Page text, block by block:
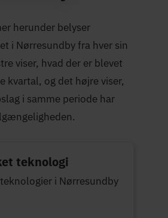
herunder belyser
i Nørresundby fra hver sin
viser, hvad der er blevet
kvartal, og det højre viser,
i samme periode har
teknologi
i Nørresundby